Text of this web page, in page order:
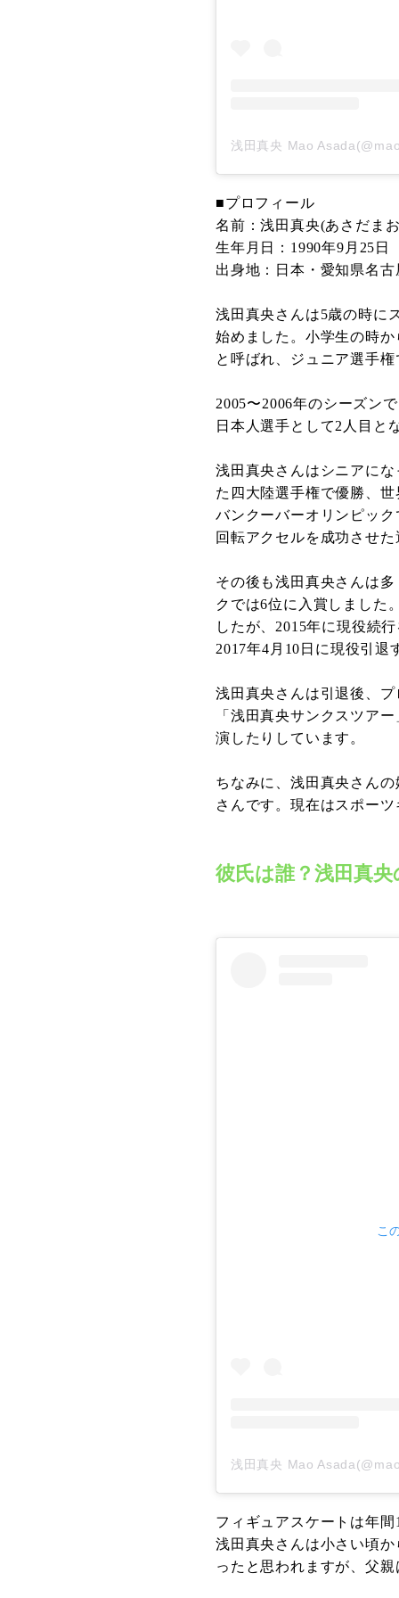
浅田真央 Mao
■プロフィール
名前：浅田真央(あさだま
生年月日：1990年9月25日
出身地：日本・愛知県名
浅田真央さんは5歳の時に
始めました。小学生の時
と呼ばれ、ジュニア選手
2005〜2006年のシーズン
日本人選手として2人目と
浅田真央さんはシニアに
た四大陸選手権で優勝、
バンクーバーオリンピッ
回転アクセルを成功させ
その後も浅田真央さんは
クでは6位に入賞しました
したが、2015年に現役続
2017年4月10日に現役引
浅田真央さんは引退後、
「浅田真央サンクスツア
演したりしています。
ちなみに、浅田真央さん
さんです。現在はスポー
彼氏は誰？浅田真
こ
浅田真央 Mao
フィギュアスケートは年
浅田真央さんは小さい頃
ったと思われますが、父